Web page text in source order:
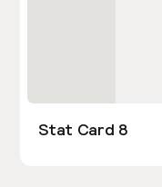
Stat Card 8